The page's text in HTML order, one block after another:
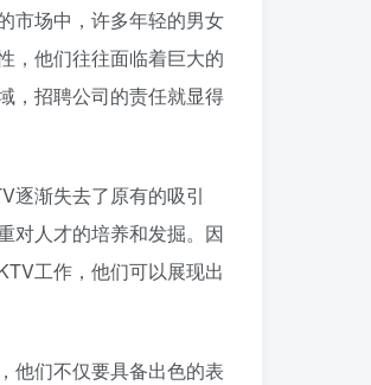
市场中，许多年轻的男女
，他们往往面临着巨大的
，招聘公司的责任就显得
逐渐失去了原有的吸引
对人才的培养和发掘。因
工作，他们可以展现出
他们不仅要具备出色的表